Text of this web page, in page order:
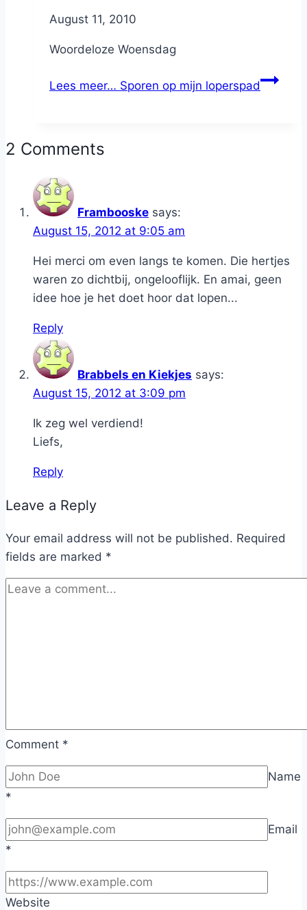
ByNicole
August 11, 2010
Woordeloze Woensdag
Lees meer… Sporen op mijn loperspad
2 Comments
Frambooske says:
August 15, 2012 at 9:05 am
Hei merci om even langs te komen. Die hertjes
waren zo dichtbij, ongelooflijk. En amai, geen
idee hoe je het doet hoor dat lopen...
Reply
Brabbels en Kiekjes says:
August 15, 2012 at 3:09 pm
Ik zeg wel verdiend!
Liefs,
Reply
Leave a Reply
Your email address will not be published. Required
fields are marked *
Comment *
Name
*
Email
*
Website